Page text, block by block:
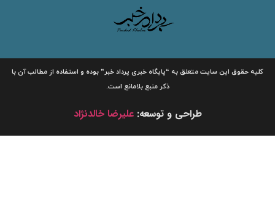
کلیه حقوق این سایت متعلق به“پایگاه خبریپرداد خبر”بوده و استفاده از مطالب آن با
ذکر منبع بلامانع است.
طراحی و توسعه:علیرضا خالدنژاد